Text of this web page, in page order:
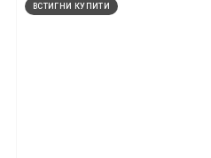
ВСТИГНИ КУПИТИ